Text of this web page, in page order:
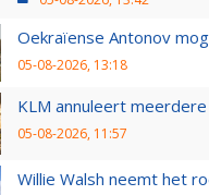
Oekraïense Antonov
05-08-2026, 13:18
KLM annuleert
05-08-2026, 11:57
Willie Walsh neemt het